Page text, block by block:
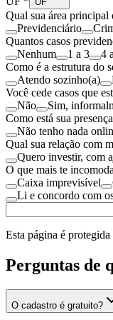
Qual sua área principal
Previdenciário
Quantos casos
Nenhum
1 a 3 4
Como é a estrutura do
Atendo sozinho(a)
Você cede casos que
Não
Sim,
Como está sua
Não tenho nada
Qual sua relação com
Quero investir, com
O que mais te
Caixa imprevisível
Li e concordo com
Esta página é
Perguntas de
O cadastro é gratuito?